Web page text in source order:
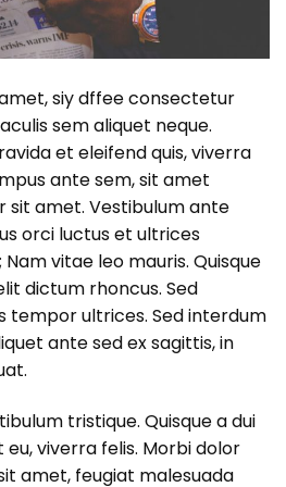
siy dffee consectetur
sem aliquet neque.
et eleifend quis, viverra
ante sem, sit amet
sit amet. Vestibulum ante
orci luctus et ultrices
vitae leo mauris. Quisque
dictum rhoncus. Sed
tempor ultrices. Sed interdum
ante sed ex sagittis, in
tristique. Quisque a dui
viverra felis. Morbi dolor
amet, feugiat malesuada